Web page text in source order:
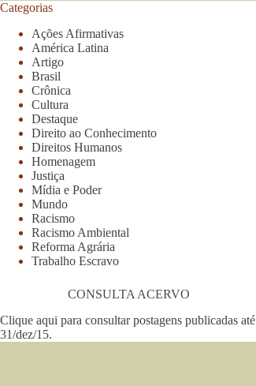
Categorias
Ações Afirmativas
América Latina
Artigo
Brasil
Crônica
Cultura
Destaque
Direito ao Conhecimento
Direitos Humanos
Homenagem
Justiça
Mídia e Poder
Mundo
Racismo
Racismo Ambiental
Reforma Agrária
Trabalho Escravo
CONSULTA ACERVO
Clique aqui para consultar postagens publicadas até
31/dez/15.